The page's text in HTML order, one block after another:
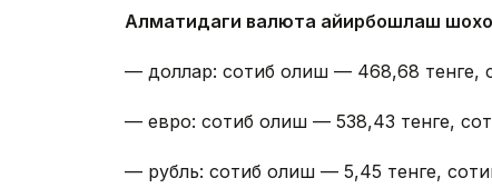
Алматидаги валюта айирбошлаш
— доллар: сотиб олиш — 468,68 тенге,
— евро: сотиб олиш — 538,43 тенге,
— рубль: сотиб олиш — 5,45 тенге,